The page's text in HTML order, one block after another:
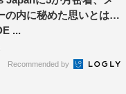
を獲得しようと奮闘
の内に秘めた思いとは…
...
Recommended by